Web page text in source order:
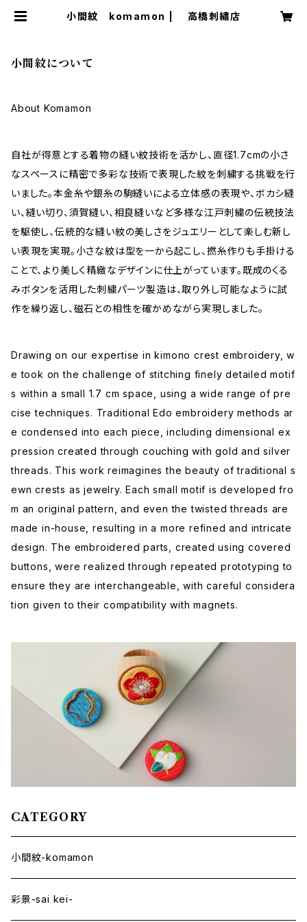
小間紋 komamon | 高橋刺繡店
小間紋について
About Komamon
自社が得意とする着物の縫い紋技術を活かし、直径1.7cmの小さ
なスペースに精密で多彩な技術で表現した紋を刺繍する挑戦を行
いました。本金糸や銀糸の駒縫いによる立体感の表現や、ボカシ縫
い、縫い切り、須賀縫い、相良縫いなど多様な江戸刺繍の伝統技法
を駆使し、伝統的な縫い紋の美しさをジュエリーとして楽しむ新し
い表現を実現。小さな紋は型を一から起こし、撚糸作りも手掛ける
ことで、より美しく精緻なデザインに仕上がっています。既成のくる
みボタンを活用した刺繍パーツ製造は、取り外し可能なように試
作を繰り返し、磁石との相性を確かめながら実現しました。
Drawing on our expertise in kimono crest embroidery, w
e took on the challenge of stitching finely detailed motif
s within a small 1.7 cm space, using a wide range of pre
cise techniques. Traditional Edo embroidery methods ar
e condensed into each piece, including dimensional ex
pression created through couching with gold and silver
threads. This work reimagines the beauty of traditional s
ewn crests as jewelry. Each small motif is developed fro
m an original pattern, and even the twisted threads are
made in-house, resulting in a more refined and intricate
design. The embroidered parts, created using covered
buttons, were realized through repeated prototyping to
ensure they are interchangeable, with careful considera
tion given to their compatibility with magnets.
CATEGORY
小間紋-komamon
彩景-sai kei-